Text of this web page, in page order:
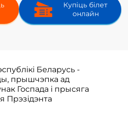
Купіць білет
онлайн
Беларусь -
прышчэпка ад
Госпада і прысяга
Прэзідэнта